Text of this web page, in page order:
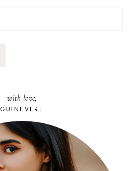
with love,
GUINEVERE